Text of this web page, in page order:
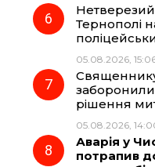
Тернополі
05.08.2026,
рішення
05.08.2026,
Аварія у
потрапив